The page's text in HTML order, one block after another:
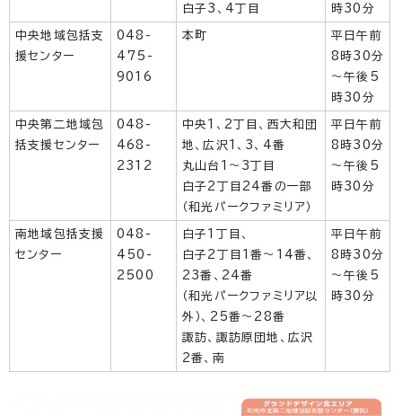
白子3、4丁目
時30分
中央地域包括支
援センター
048-
475-
9016
本町
平日午前
8時30分
～午後5
時30分
中央第二地域包
括支援センター
048-
468-
2312
中央1、2丁目、西大和団
地、広沢1、3、4番
丸山台1～3丁目
白子2丁目24番の一部
（和光パークファミリア）
平日午前
8時30分
～午後5
時30分
南地域包括支援
センター
048-
450-
2500
白子1丁目、
白子2丁目1番～14番、
23番、24番
（和光パークファミリア以
外）、25番～28番
諏訪、諏訪原団地、広沢
2番、南
平日午前
8時30分
～午後5
時30分